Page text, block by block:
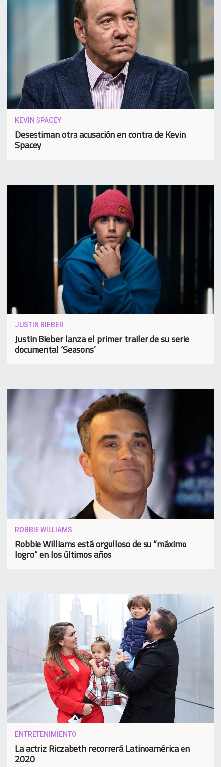
KEVIN SPACEY
Desestiman otra acusación en contra de Kevin
Spacey
JUSTIN BIEBER
Justin Bieber lanza el primer trailer de su serie
documental ‘Seasons’
ROBBIE WILLIAMS
Robbie Williams está orgulloso de su “máximo
logro” en los últimos años
ENTRETENIMIENTO
La actriz Riczabeth recorrerá Latinoamérica en
2020